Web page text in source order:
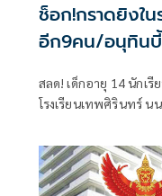
ช็อก!กราดยิงใ
อีก9คน/อนุทินบี้
สลด! เด็กอายุ 14 นักเรี
โรงเรียนเทพศิรินทร์ นนทบุรี "ครู-นักเรียน" เสียชีวิต 6 ราย และ